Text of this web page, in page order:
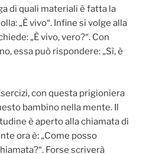
di quali materiali è fatta la
„È vivo“. Infine si volge alla
„È vivo, vero?“. Con
essa può rispondere: „Sì, è
con questa prigioniera
bambino nella mente. Il
è aperto alla chiamata di
ora è: „Come posso
Forse scriverà